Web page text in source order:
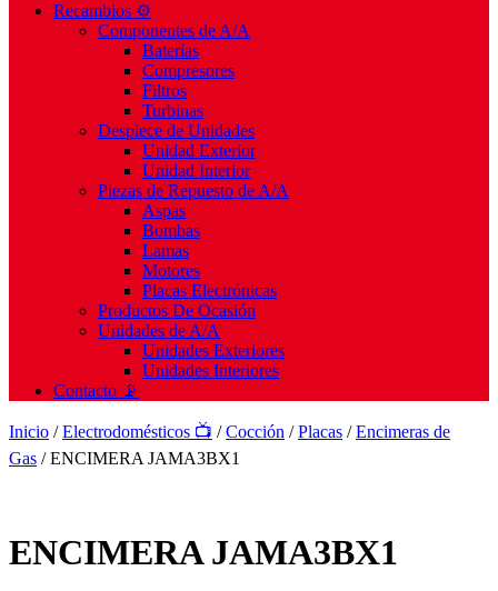
Recambios ⚙️
Componentes de A/A
Baterías
Compresores
Filtros
Turbinas
Despiece de Unidades
Unidad Exterior
Unidad Interior
Piezas de Repuesto de A/A
Aspas
Bombas
Lamas
Motores
Placas Electrónicas
Productos De Ocasión
Unidades de A/A
Unidades Exteriores
Unidades Interiores
Contacto 📡
Inicio /Electrodomésticos 📺 /Cocción /Placas /Encimeras de
Gas / ENCIMERA JAMA3BX1
ENCIMERA JAMA3BX1